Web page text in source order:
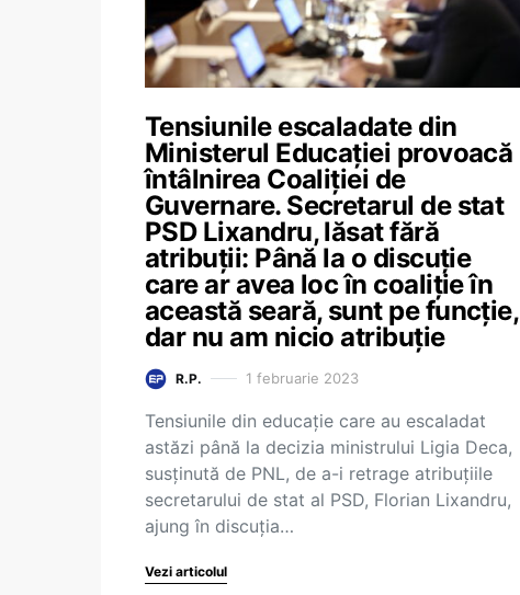
Tensiunile escaladate din
Ministerul Educației provoacă
întâlnirea Coaliției de
Guvernare. Secretarul de stat
PSD Lixandru, lăsat fără
atribuții: Până la o discuţie
care ar avea loc în coaliţie în
această seară, sunt pe funcţie,
dar nu am nicio atribuţie
R.P. 1 februarie 2023
Tensiunile din educație care au escaladat
astăzi până la decizia ministrului Ligia Deca,
susținută de PNL, de a-i retrage atribuțiile
secretarului de stat al PSD, Florian Lixandru,
ajung în discuția…
Vezi articolul